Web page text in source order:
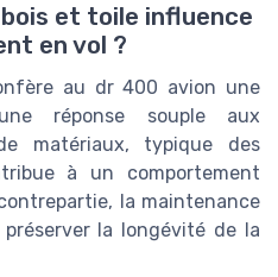
et toile influence
en vol ?
au dr 400 avion une
réponse souple aux
matériaux, typique des
à un comportement
la maintenance
la longévité de la